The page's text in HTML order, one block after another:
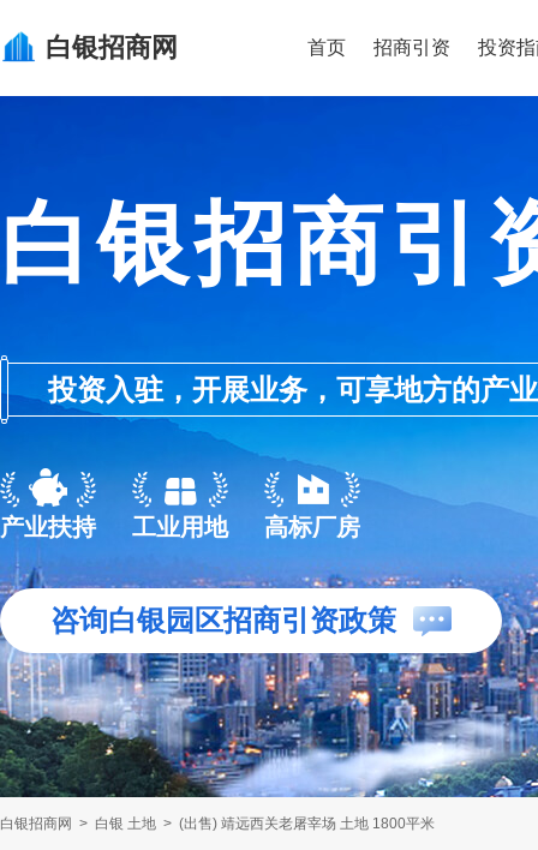
白银招商网 首页 招商引资 投资
白银招商引
投资入驻，开展业务，可享地方的产
产业扶持 工业用地 高标厂房
咨询白银园区招商引资政策
白银招商网 > 白银 土地 > (出售) 靖远西关老屠宰场 土地 1800平米